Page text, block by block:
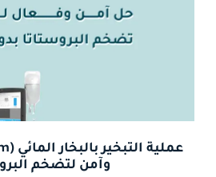
وآمن لتضخم